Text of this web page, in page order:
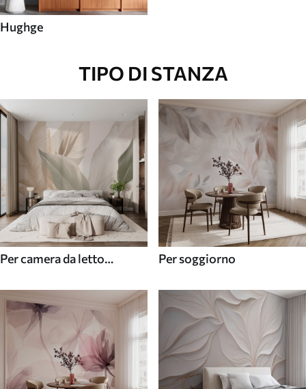
Hughge
TIPO DI STANZA
Per camera da letto
Per soggiorno